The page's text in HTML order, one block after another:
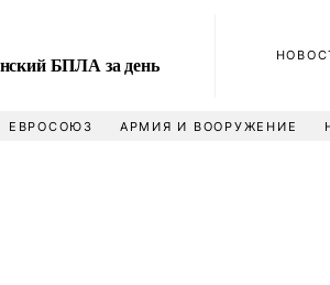
БПЛА за день
ЕВРОСОЮЗ АРМИЯ И ВООРУЖЕНИЕ